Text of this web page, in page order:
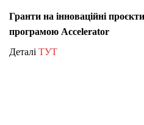
Гранти на інноваційні
програмою Accelerator
Деталі ТУТ